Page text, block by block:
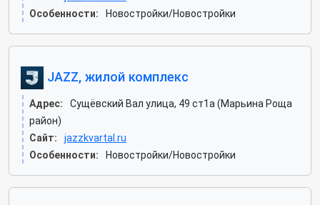
Особенности:
Новостройки/Новостройки
JAZZ, жилой комплекс
Адрес:
Сущёвский Вал улица, 49 ст1а (Марьина Роща
район)
Сайт:
jazzkvartal.ru
Особенности:
Новостройки/Новостройки